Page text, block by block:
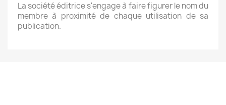
La société éditrice s'engage à faire figurer le nom du
membre à proximité de chaque utilisation de sa
publication.